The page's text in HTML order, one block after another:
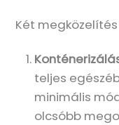
Két
teljes
minimális
olcsóbb